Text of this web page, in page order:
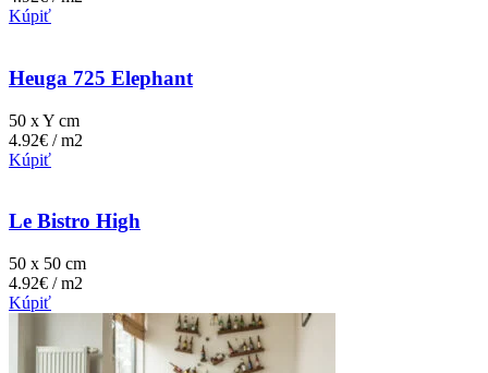
Kúpiť
Heuga 725 Elephant
50 x Y cm
4.92€ / m2
Kúpiť
Le Bistro High
50 x 50 cm
4.92€ / m2
Kúpiť